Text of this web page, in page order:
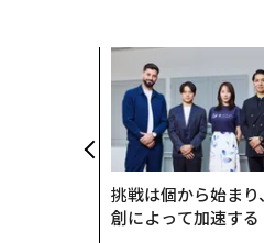
挑戦は個から始まり
創によって加速する